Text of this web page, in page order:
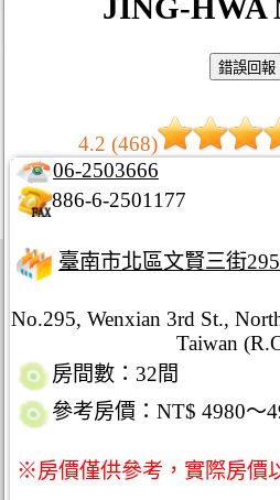
JING-HWA
4.2 (468)
06-2503666
886-6-2501177
臺南市北區文賢三街
No.295, Wenxian 3rd St.,
Taiwan
房間數：32間
參考房價：NT$ 4980～
※房價僅供參考，實際房價